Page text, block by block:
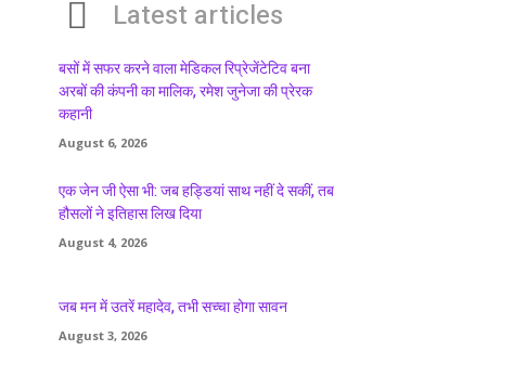
Latest articles
बसों में सफर करने वाला मेडिकल रिप्रेजेंटेटिव बना
अरबों की कंपनी का मालिक, रमेश जुनेजा की प्रेरक
कहानी
August 6, 2026
एक जेन जी ऐसा भी: जब हड्डियां साथ नहीं दे सकीं, तब
हौसलों ने इतिहास लिख दिया
August 4, 2026
जब मन में उतरें महादेव, तभी सच्चा होगा सावन
August 3, 2026